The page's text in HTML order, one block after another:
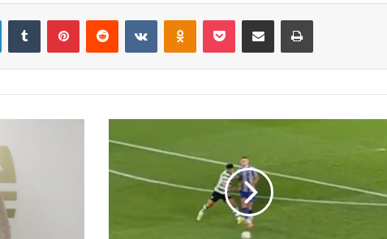
LinkedinTumblr PinterestReddit VK OK Pocket Compartilhar via e-mail Imprimir